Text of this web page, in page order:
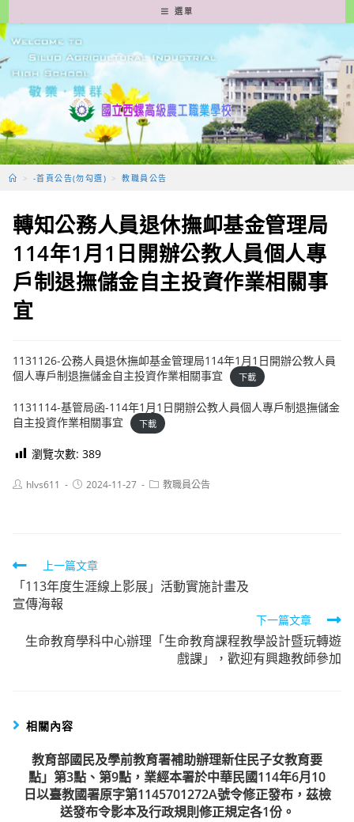
轉
至
要
容
選單
> -首頁公告(勿勾選) > 教職員公告
轉知公務人員退休撫卹基金管理局
114年1月1日開辦公教人員個人專
戶制退撫儲金自主投資作業相關事
宜
1131126-公務人員退休撫卹基金管理局114年1月1日開辦公教人員
個人專戶制退撫儲金自主投資作業相關事宜
下載
1131114-基管局函-114年1月1日開辦公教人員個人專戶制退撫儲金
自主投資作業相關事宜
下載
瀏覽次數: 389
Posthlvs611
Post2024-11-27
Post教職員公告
Read
more
articles
上一篇文章
「113年度生涯線上影展」活動實施計畫及
宣傳海報
下一篇文章
生命教育學科中心辦理「生命教育課程教學設計暨玩轉遊
戲課」，歡迎有興趣教師參加
相關內容
教育部國民及學前教育署補助辦理新住民子女教育要
點」第3點、第9點，業經本署於中華民國114年6月10
日以臺教國署原字第1145701272A號令修正發布，茲檢
送發布令影本及行政規則修正規定各1份。